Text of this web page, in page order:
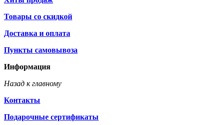
Товары со скидкой
Доставка и оплата
Пункты самовывоза
Информация
Назад к главному
Контакты
Подарочные сертификаты